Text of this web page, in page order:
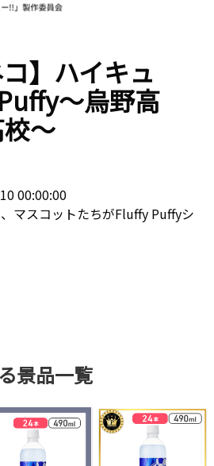
コ】ハイキュ
〜烏野高
〜
00:00:00
マスコットたちがFluffy Puffyシ
景品一覧